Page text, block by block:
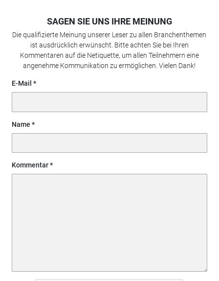
SAGEN SIE UNS IHRE MEINUNG
Die qualifizierte Meinung unserer Leser zu allen Branchenthemen
ist ausdrücklich erwünscht. Bitte achten Sie bei Ihren
Kommentaren auf die Netiquette, um allen Teilnehmern eine
angenehme Kommunikation zu ermöglichen. Vielen Dank!
E-Mail
Name
Kommentar